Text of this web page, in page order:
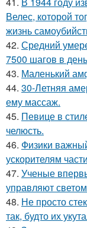
Велес, которой
жизнь
42. Средний
7500 шагов в
43. Маленький
44. 30-Летняя
ему массаж.
45. Певице в
челюсть.
46. Физики
ускорителям
47. Ученые
управляют
48. Не просто
так, будто их